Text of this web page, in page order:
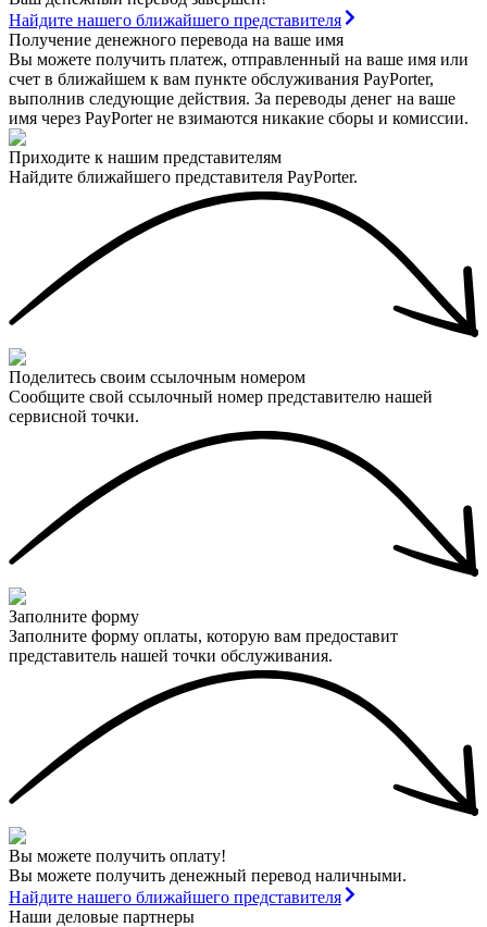
Найдите нашего ближайшего представителя
Получение денежного перевода на ваше имя
Вы можете получить платеж, отправленный на ваше имя или
счет в ближайшем к вам пункте обслуживания PayPorter,
выполнив следующие действия. За переводы денег на ваше
имя через PayPorter не взимаются никакие сборы и комиссии.
Приходите к нашим представителям
Найдите ближайшего представителя PayPorter.
Поделитесь своим ссылочным номером
Сообщите свой ссылочный номер представителю нашей
сервисной точки.
Заполните форму
Заполните форму оплаты, которую вам предоставит
представитель нашей точки обслуживания.
Вы можете получить оплату!
Вы можете получить денежный перевод наличными.
Найдите нашего ближайшего представителя
Наши деловые партнеры